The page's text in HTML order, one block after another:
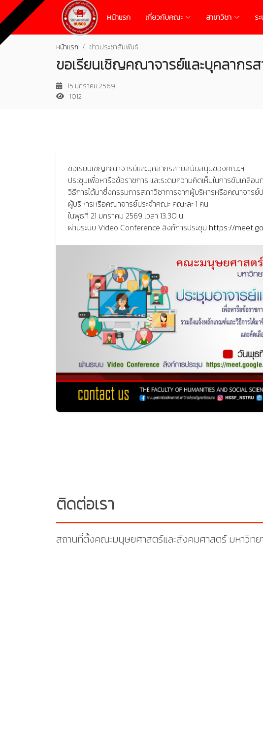
หน้าแรก เกี่ยวกับคณะ สาขาวิชา ร
หน้าแรก ข่าวประชาสัมพันธ์
ขอเรียนเชิญคณาจารย์และบุคลากร
15 มกราคม 2569
1012
ขอเรียนเชิญคณาจารย์และบุคลากรสายสนับสนุนของคณะฯ
ประชุมเพื่อหารือข้อราชการ และระดมความคิดเห็นในการขับเคลื่
วิธีการได้มาซึ่งกรรมการสภาวิชาการจากผู้บริหารหรือคณาจารย์
ผู้บริหารหรือคณาจารย์ประจำคณะ คณะละ 1 คน
ในพุธที่ 21 มกราคม 2569 เวลา 13.30 น.
ผ่านระบบ Video Conference ลิงก์การประชุม https://
ติดต่อเรา
สถานที่ตั้งคณะมนุษยศาสตร์และสังคมศาสตร์ มหาวิทย